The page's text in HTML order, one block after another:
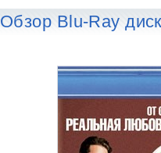
Обзор Blu-Ray